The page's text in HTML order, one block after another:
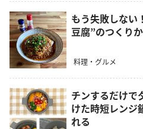
もう失敗しない
豆腐”のつくり
料理・グルメ
チンするだけで
けた時短レンジ
れる